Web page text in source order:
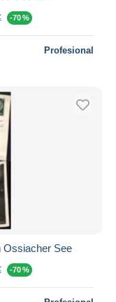
-70 %
Profesional
Ossiacher See
-70 %